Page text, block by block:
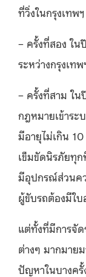
ที่วิ่งในกรุงเทพ
– ครั้งที่สอง ใน
ระหว่างกรุงเท
– ครั้งที่สาม ใน
กฎหมายเข้าร
มีอายุไม่เกิน
เข็มขัดนิรภัยทุ
มีอุปกรณ์ส่วนค
ผู้ขับรถต้องมีใ
แต่ทั้งที่มีการจั
ต่างๆ มากมาย
ปัญหาในบางค